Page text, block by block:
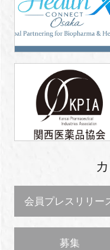
会員プレスリリー
募集